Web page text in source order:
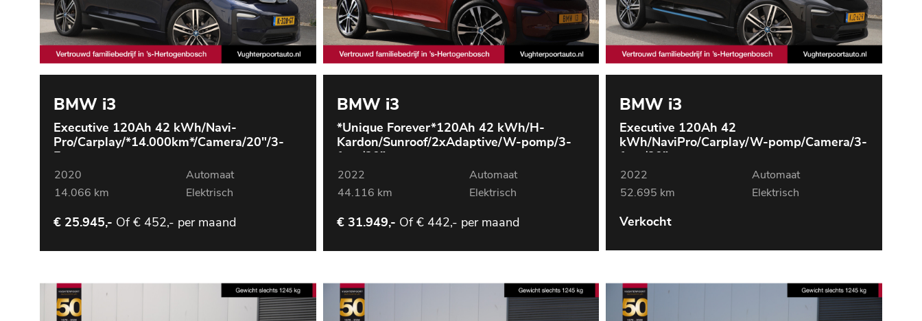
BMW i3
Executive 120Ah 42 kWh/Navi-
Pro/Carplay/*14.000km*/Camera/20"/3-
2020
Automaat
14.066 km
Elektrisch
€ 25.945,- Of € 452,- per maand
BMW i3
*Unique Forever*120Ah 42 kWh/H-
Kardon/Sunroof/2xAdaptive/W-pomp/3-
2022
Automaat
44.116 km
Elektrisch
€ 31.949,- Of € 442,- per maand
BMW i3
Executive 120Ah 42
kWh/NaviPro/Carplay/W-pomp/Camera/3-
2022
Automaat
52.695 km
Elektrisch
Verkocht